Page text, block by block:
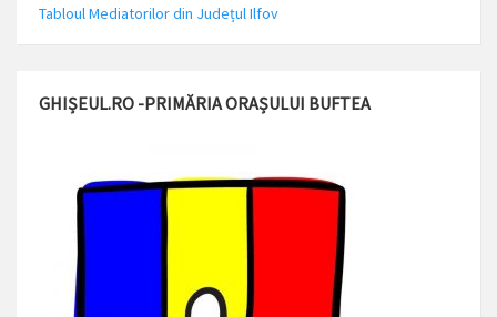
Tabloul Mediatorilor din Județul Ilfov
GHIȘEUL.RO -PRIMĂRIA ORAȘULUI BUFTEA